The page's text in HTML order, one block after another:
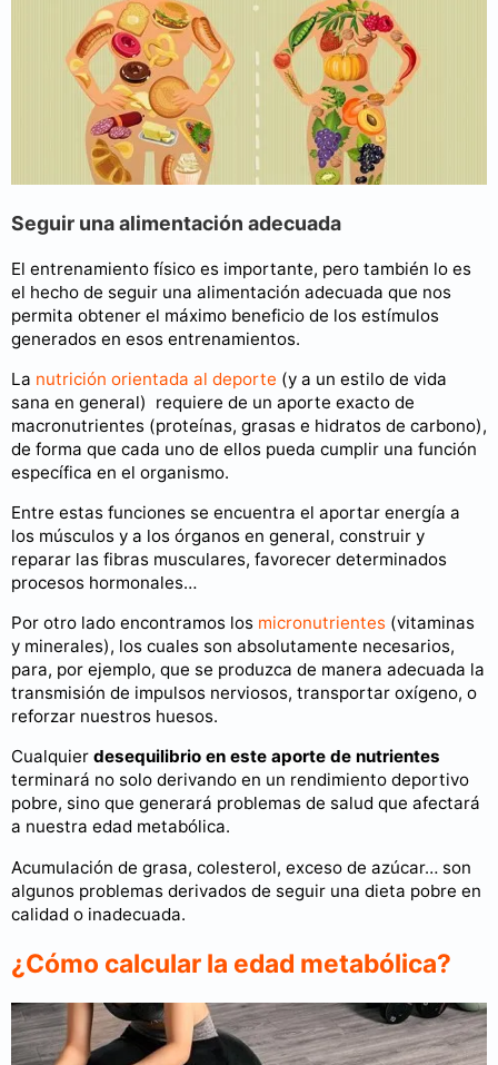
Seguir una alimentación adecuada
El entrenamiento físico es importante, pero también lo es
el hecho de seguir una alimentación adecuada que nos
permita obtener el máximo beneficio de los estímulos
generados en esos entrenamientos.
La nutrición orientada al deporte (y a un estilo de vida
sana en general) requiere de un aporte exacto de
macronutrientes (proteínas, grasas e hidratos de carbono),
de forma que cada uno de ellos pueda cumplir una función
específica en el organismo.
Entre estas funciones se encuentra el aportar energía a
los músculos y a los órganos en general, construir y
reparar las fibras musculares, favorecer determinados
procesos hormonales…
Por otro lado encontramos los micronutrientes (vitaminas
y minerales), los cuales son absolutamente necesarios,
para, por ejemplo, que se produzca de manera adecuada la
transmisión de impulsos nerviosos, transportar oxígeno, o
reforzar nuestros huesos.
Cualquier desequilibrio en este aporte de nutrientes
terminará no solo derivando en un rendimiento deportivo
pobre, sino que generará problemas de salud que afectará
a nuestra edad metabólica.
Acumulación de grasa, colesterol, exceso de azúcar… son
algunos problemas derivados de seguir una dieta pobre en
calidad o inadecuada.
¿Cómo calcular la edad metabólica?